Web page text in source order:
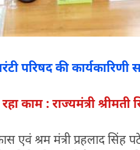
परिषद की
काम : राज्यमंत्री श्रीमती
एवं श्रम मंत्री प्रहलाद सिंह